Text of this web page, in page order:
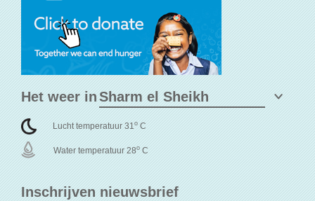
Inschrijven nieuwsbrief
Het weer in
Lucht temperatuur 31o C
Water temperatuur 28o C